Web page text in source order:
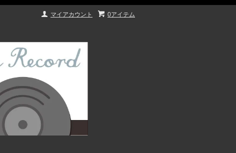
0アイテム
マイアカウント